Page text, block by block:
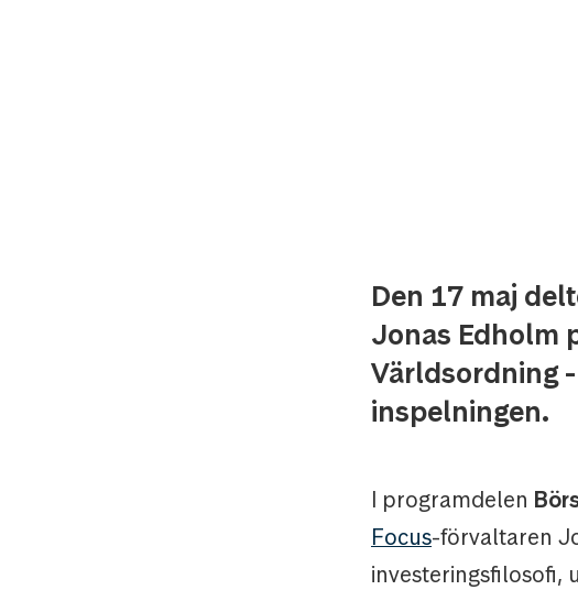
Den 17 maj
Jonas Edholm
Världsordning
inspelningen.
I programdelen
Focus-förvaltaren
investeringsfilosofi,